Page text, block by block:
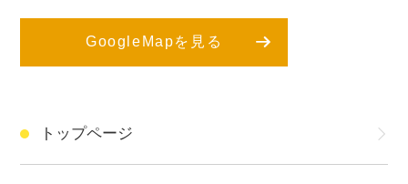
GoogleMapを見る
トップページ